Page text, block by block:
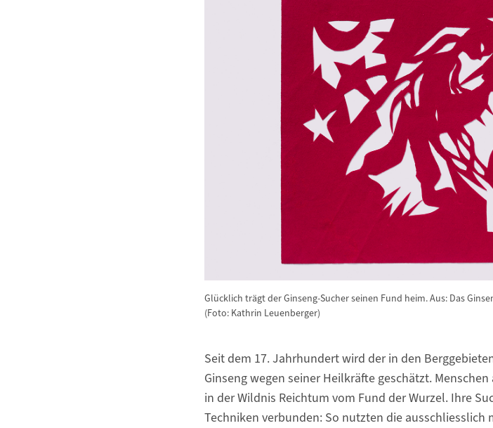
Glücklich trägt der Ginseng-Sucher seinen Fund heim. Aus: Das
(Foto: Kathrin Leuenberger)
Seit dem 17. Jahrhundert wird der in den
Ginseng wegen seiner Heilkräfte geschätzt.
in der Wildnis Reichtum vom Fund der Wurzel. Ihre
Techniken verbunden: So nutzten die ausschliesslich